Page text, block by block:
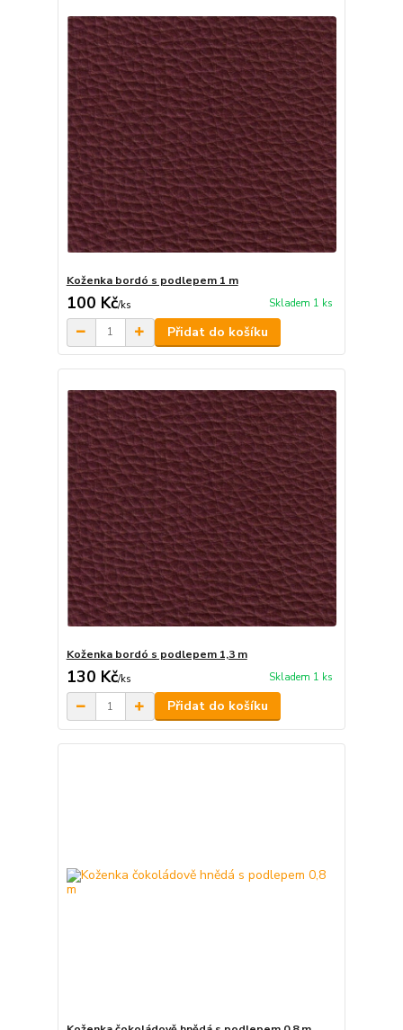
Koženka bordó s podlepem 1 m
100 Kč/ks Skladem 1 ks
Přidat do košíku
Koženka bordó s podlepem 1,3 m
130 Kč/ks Skladem 1 ks
Přidat do košíku